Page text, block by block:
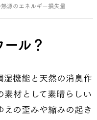
源のエネルギー損失量
ル？
湿機能と天然の消臭作
素材として素晴らしい
えの歪みや縮みの起き